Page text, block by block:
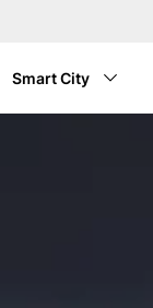
Smart City